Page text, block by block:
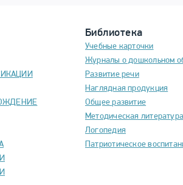
Библиотека
Учебные карточки
Журналы о дошкольном
Развитие речи
Наглядная продукция
Общее развитие
Методическая литература
Логопедия
Патриотическое